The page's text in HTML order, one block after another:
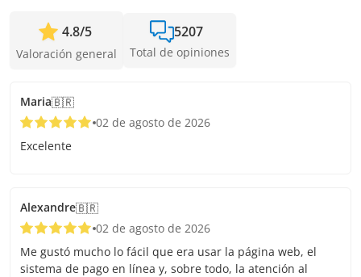
4.8/5
Valoración general
5207
Total de opiniones
Maria🇧🇷
02 de agosto de 2026
Excelente
Alexandre🇧🇷
02 de agosto de 2026
Me gustó mucho lo fácil que era usar la página web, el
sistema de pago en línea y, sobre todo, la atención al